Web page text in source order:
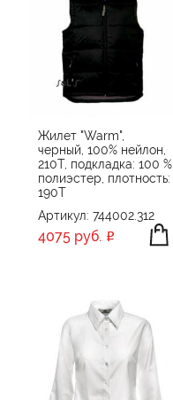
Без бренда
Жилет "Warm",
черный, 100% нейлон,
210Т, подкладка: 100 %
полиэстер, плотность:
190T
Артикул: 744002.312
4075 руб.